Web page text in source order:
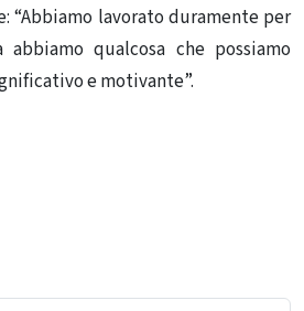
“Abbiamo lavorato duramente per
qualcosa che possiamo
e motivante”.